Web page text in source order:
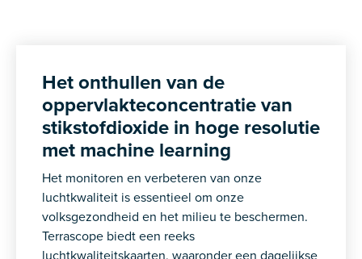
Het onthullen van de
oppervlakteconcentratie van
stikstofdioxide in hoge resolutie
met machine learning
Het monitoren en verbeteren van onze
luchtkwaliteit is essentieel om onze
volksgezondheid en het milieu te beschermen.
Terrascope biedt een reeks
luchtkwaliteitskaarten, waaronder een dagelijkse